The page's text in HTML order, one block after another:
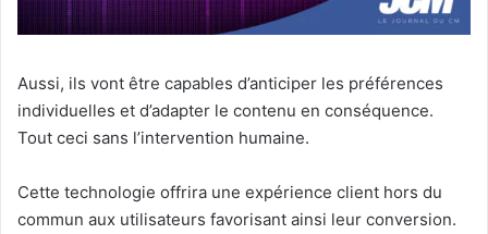
Aussi, ils vont être capables d’anticiper les préférences
individuelles et d’adapter le contenu en conséquence.
Tout ceci sans l’intervention humaine.
Cette technologie offrira une expérience client hors du
commun aux utilisateurs favorisant ainsi leur conversion.